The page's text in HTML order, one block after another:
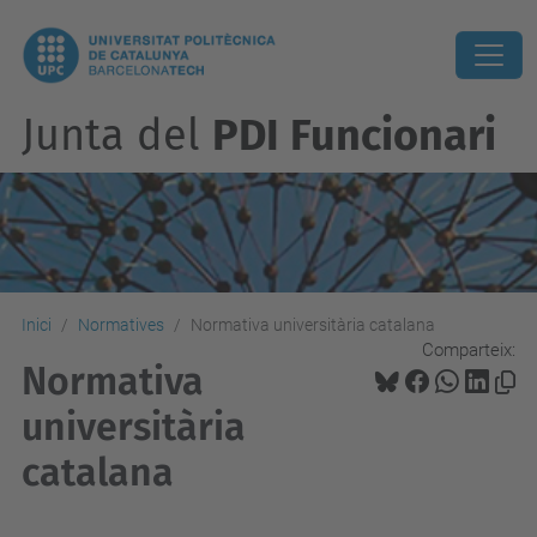
Junta del PDI Funcionari
Inici Normatives Normativa universitària catalana
Comparteix:
Normativa
universitària
catalana